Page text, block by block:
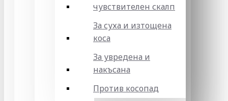
чувствителен скалп
За суха и изтощена
коса
За увредена и
накъсана
Против косопад